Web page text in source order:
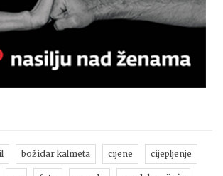
božidar kalmeta cijene cijepljenje